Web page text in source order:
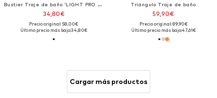
Bustier Traje de baño 'LIGHT PRO BACK LB'
34,80€
Precio original: 58,00€
Último precio más bajo:34,80€
Triángulo Traje de baño
59,90€
Precio original: 89,90€
Último precio más bajo:47,61€
Cargar más productos